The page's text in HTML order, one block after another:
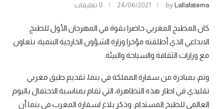
byLallafatema
24/06/2021 0 تعليقات
كان المطبخ المغربي حاضرا بقوة في المهرجان الأول للطبخ
الابداعي الذي أطلقته مؤخرا وزارة الشؤون الخارجية البنمية، بتعاون
مع وزارات الثقافة والسياحة والبيئة.
وتم، بمبادرة من سفارة المملكة في بنما، تقديم طبق مغربي
تقليدي في اطار هذه التظاهرة، التي تقام بمناسبة الاحتفال باليوم
العالمي للطبخ المستدام. وذكر بلاغ لسفارة المغرب في بنما أن